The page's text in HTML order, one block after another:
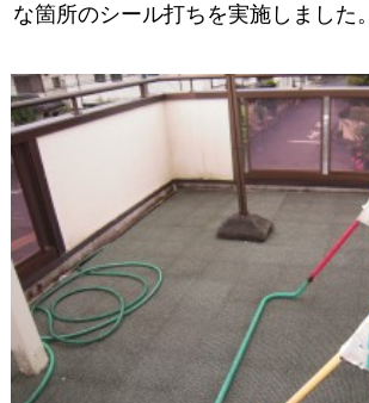
な箇所のシール打ちを実施しました。